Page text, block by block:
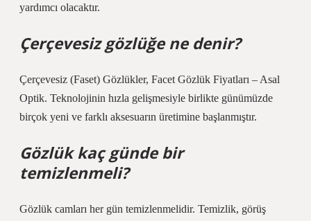
yardımcı olacaktır.
Çerçevesiz gözlüğe ne denir?
Çerçevesiz (Faset) Gözlükler, Facet Gözlük Fiyatları – Asal
Optik. Teknolojinin hızla gelişmesiyle birlikte günümüzde
birçok yeni ve farklı aksesuarın üretimine başlanmıştır.
Gözlük kaç günde bir
temizlenmeli?
Gözlük camları her gün temizlenmelidir. Temizlik, görüş